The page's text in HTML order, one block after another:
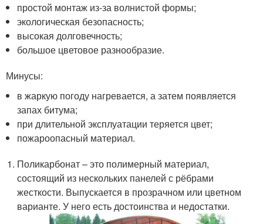
простой монтаж из-за волнистой формы;
экологическая безопасность;
высокая долговечность;
большое цветовое разнообразие.
Минусы:
в жаркую погоду нагревается, а затем появляется
запах битума;
при длительной эксплуатации теряется цвет;
пожароопасный материал.
Поликарбонат – это полимерный материал,
состоящий из нескольких панелей с рёбрами
жесткости. Выпускается в прозрачном или цветном
варианте. У него есть достоинства и недостатки.